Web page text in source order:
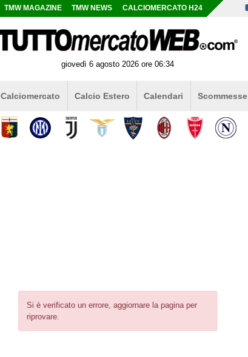
Si è verificato un errore, aggiornare la pagina per
riprovare.
TMW MAGAZINE TMW NEWS CALCIOMERCATO H24
giovedì 6 agosto 2026 ore 06:34
Calciomercato Calcio Estero Calendari Scommesse